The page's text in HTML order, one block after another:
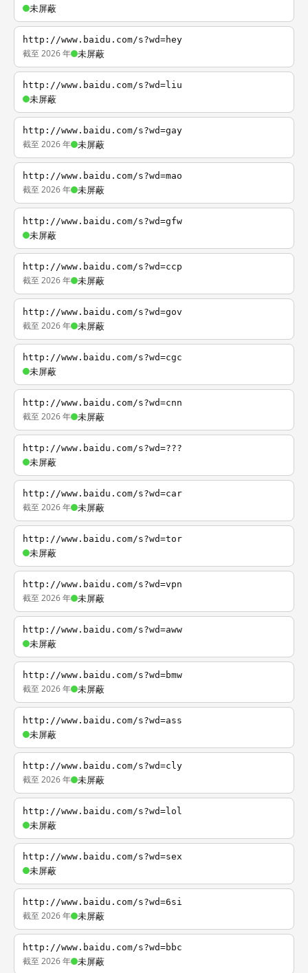
未屏蔽
http://www.baidu.com/s?wd=hey
截至 2026 年 未屏蔽
http://www.baidu.com/s?wd=liu
未屏蔽
http://www.baidu.com/s?wd=gay
截至 2026 年 未屏蔽
http://www.baidu.com/s?wd=mao
截至 2026 年 未屏蔽
http://www.baidu.com/s?wd=gfw
未屏蔽
http://www.baidu.com/s?wd=ccp
截至 2026 年 未屏蔽
http://www.baidu.com/s?wd=gov
截至 2026 年 未屏蔽
http://www.baidu.com/s?wd=cgc
未屏蔽
http://www.baidu.com/s?wd=cnn
截至 2026 年 未屏蔽
http://www.baidu.com/s?wd=???
未屏蔽
http://www.baidu.com/s?wd=car
截至 2026 年 未屏蔽
http://www.baidu.com/s?wd=tor
未屏蔽
http://www.baidu.com/s?wd=vpn
截至 2026 年 未屏蔽
http://www.baidu.com/s?wd=aww
未屏蔽
http://www.baidu.com/s?wd=bmw
截至 2026 年 未屏蔽
http://www.baidu.com/s?wd=ass
未屏蔽
http://www.baidu.com/s?wd=cly
截至 2026 年 未屏蔽
http://www.baidu.com/s?wd=lol
未屏蔽
http://www.baidu.com/s?wd=sex
未屏蔽
http://www.baidu.com/s?wd=6si
截至 2026 年 未屏蔽
http://www.baidu.com/s?wd=bbc
截至 2026 年 未屏蔽